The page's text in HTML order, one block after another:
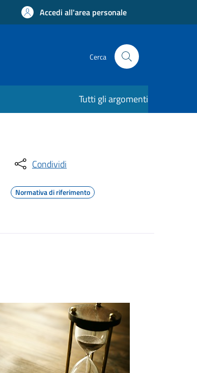
Accedi all'area personale
Cerca
Tutti gli argomenti
Condividi
Normativa di riferimento